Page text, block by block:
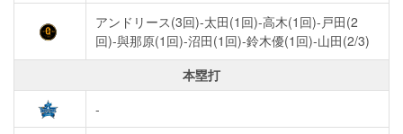
アンドリース(3回)-太田(1回)-高木(1回)-戸田(2
回)-與那原(1回)-沼田(1回)-鈴木優(1回)-山田(2/3)
本塁打
-